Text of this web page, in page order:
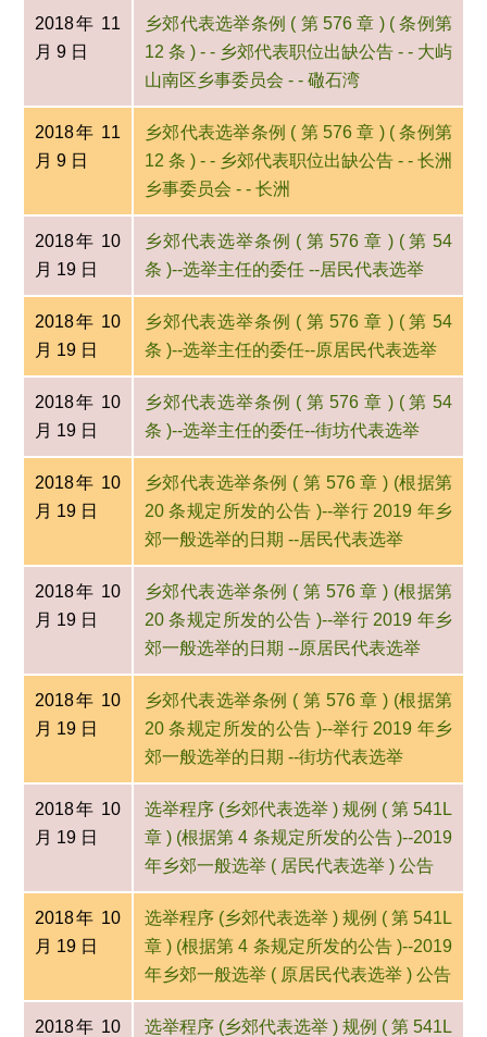
2018年 11
月 9 日
乡郊代表选举条例 ( 第 576 章 ) ( 条例第
12 条 ) - - 乡郊代表职位出缺公告 - - 大屿
山南区乡事委员会 - - 䃟石湾
2018年 11
月 9 日
乡郊代表选举条例 ( 第 576 章 ) ( 条例第
12 条 ) - - 乡郊代表职位出缺公告 - - 长洲
乡事委员会 - - 长洲
2018年 10
月 19 日
乡郊代表选举条例 ( 第 576 章 ) ( 第 54
条 )--选举主任的委任 --居民代表选举
2018年 10
月 19 日
乡郊代表选举条例 ( 第 576 章 ) ( 第 54
条 )--选举主任的委任--原居民代表选举
2018年 10
月 19 日
乡郊代表选举条例 ( 第 576 章 ) ( 第 54
条 )--选举主任的委任--街坊代表选举
2018年 10
月 19 日
乡郊代表选举条例 ( 第 576 章 ) (根据第
20 条规定所发的公告 )--举行 2019 年乡
郊一般选举的日期 --居民代表选举
2018年 10
月 19 日
乡郊代表选举条例 ( 第 576 章 ) (根据第
20 条规定所发的公告 )--举行 2019 年乡
郊一般选举的日期 --原居民代表选举
2018年 10
月 19 日
乡郊代表选举条例 ( 第 576 章 ) (根据第
20 条规定所发的公告 )--举行 2019 年乡
郊一般选举的日期 --街坊代表选举
2018年 10
月 19 日
选举程序 (乡郊代表选举 ) 规例 ( 第 541L
章 ) (根据第 4 条规定所发的公告 )--2019
年乡郊一般选举 ( 居民代表选举 ) 公告
2018年 10
月 19 日
选举程序 (乡郊代表选举 ) 规例 ( 第 541L
章 ) (根据第 4 条规定所发的公告 )--2019
年乡郊一般选举 ( 原居民代表选举 ) 公告
2018年 10
选举程序 (乡郊代表选举 ) 规例 ( 第 541L